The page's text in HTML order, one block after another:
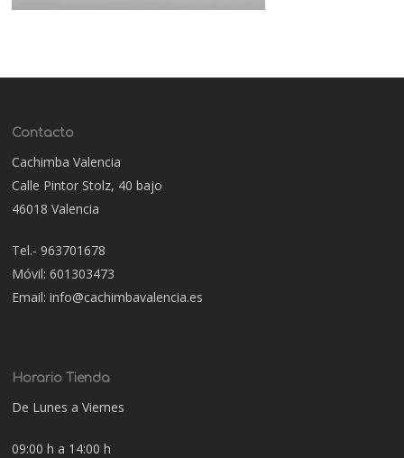
Contacto
Cachimba Valencia
Calle Pintor Stolz, 40 bajo
46018 Valencia
Tel.- 963701678
Móvil: 601303473
Email: info@cachimbavalencia.es
Horario Tienda
De Lunes a Viernes
09:00 h a 14:00 h